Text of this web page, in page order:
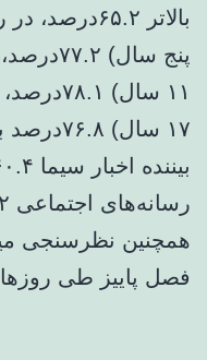
بالاتر
پنج
۱۷ سال)
رسانه‌های اجتماعی ۷۴.۲درصد بوده است.
همچنین نظرسنجی
فصل پاییز طی